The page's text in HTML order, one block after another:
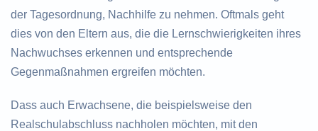
der Tagesordnung, Nachhilfe zu nehmen. Oftmals geht
dies von den Eltern aus, die die Lernschwierigkeiten ihres
Nachwuchses erkennen und entsprechende
Gegenmaßnahmen ergreifen möchten.
Dass auch Erwachsene, die beispielsweise den
Realschulabschluss nachholen möchten, mit den